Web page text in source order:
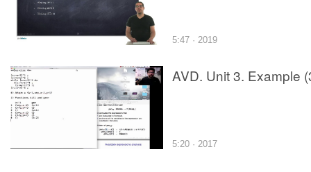
5:47 · 2019
AVD. Unit 3. Example
5:20 · 2017